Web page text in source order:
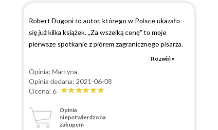
Robert Dugoni to autor, którego w Polsce ukazało
się już kilka książek. ,,Za wszelką cenę" to moje
pierwsze spotkanie z piórem zagranicznego pisarza.
Akcja toczy się dwutorowo. Jedną sprawą
zaginionej Hinduski. Przyjaciółka nie wiedziała co się z
nią stało, a zawsze miały ze sobą dobry kontakt.
dowiedzieć się kto był sprawcą i w jaki sposób doszło
do przestępstwa. Mimo tego, że nie czytałam
Rozwiń »
Opinia: Martyna
Opinia dodana: 2021-06-08
Ocena: 6
Opinia
niepotwierdzona
zakupem